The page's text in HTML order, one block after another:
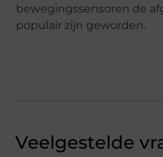
bewegingssensoren de
populair zijn geworden.
Veelgestelde